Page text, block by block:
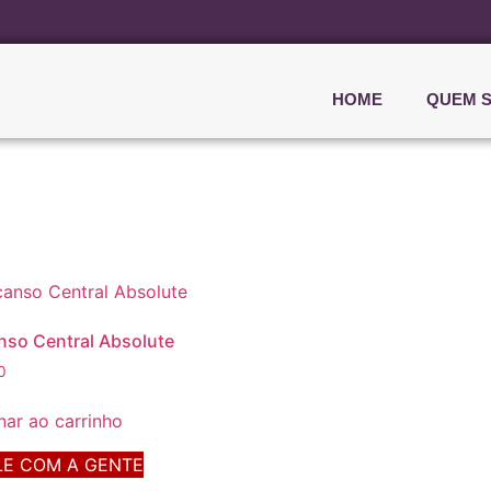
HOME QUEM
Central Absolute
ao carrinho
COM A GENTE